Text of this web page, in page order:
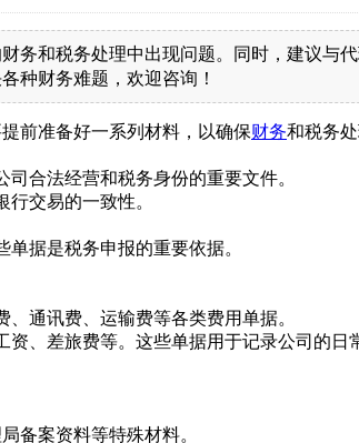
务和税务处理中出现问题。同时，建议与
种财务难题，欢迎咨询！
前准备好一系列材料，以确保财务和税务
合法经营和税务身份的重要文件。
交易的一致性。
据是税务申报的重要依据。
通讯费、运输费等各类费用单据。
、差旅费等。这些单据用于记录公司的日
备案资料等特殊材料。